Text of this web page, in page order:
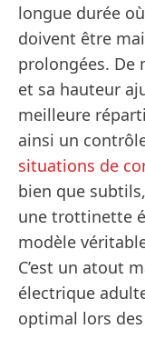
longue durée
doivent être
prolongées. De
et sa hauteur
meilleure
ainsi un
situations de
bien que
une trottinette
modèle
C’est un atout
électrique
optimal lors